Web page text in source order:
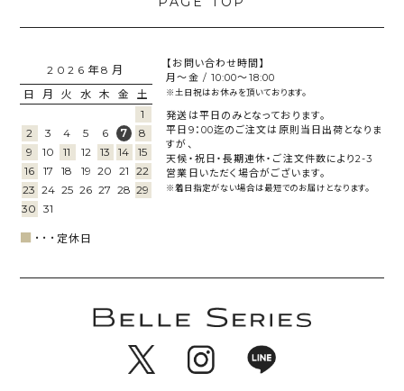
2026年8月
日
月 火 水 木 金
土
1
2
3 4 5 6 7
8
9
10 11 12 13 14
15
16
17 18 19 20 21
22
23 24 25 26 27 28 29
30 31
■ ･･･ 定休日
【お問い合わせ時間】
月～金 / 10:00～18:00
※土日祝はお休みを頂いております。
発送は平日のみとなっております。
平日9：00迄のご注文は原則当日出荷となりま
すが、
天候・祝日・長期連休・ご注文件数により2-3
営業日いただく場合がございます。
※着日指定がない場合は最短でのお届けとなります。